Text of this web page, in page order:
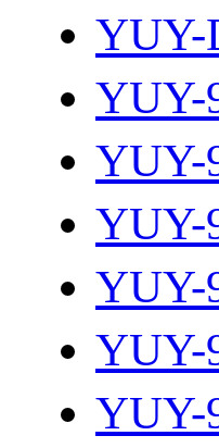
YUY-
YUY-
YUY-
YUY-
YUY-
YUY-
YUY-